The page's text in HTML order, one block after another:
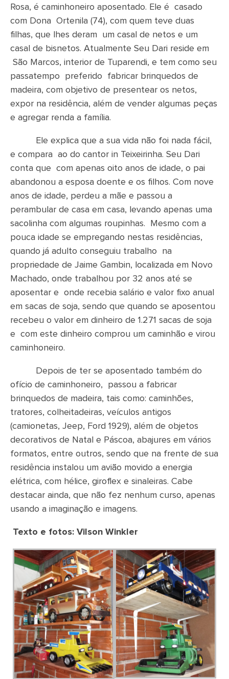
Rosa, é caminhoneiro aposentado. Ele é casado
com Dona Ortenila (74), com quem teve duas
filhas, que lhes deram um casal de netos e um
casal de bisnetos. Atualmente Seu Dari reside em
São Marcos, interior de Tuparendi, e tem como seu
passatempo preferido fabricar brinquedos de
madeira, com objetivo de presentear os netos,
expor na residência, além de vender algumas peças
e agregar renda a família.
Ele explica que a sua vida não foi nada fácil,
e compara ao do cantor in Teixeirinha. Seu Dari
conta que com apenas oito anos de idade, o pai
abandonou a esposa doente e os filhos. Com nove
anos de idade, perdeu a mãe e passou a
perambular de casa em casa, levando apenas uma
sacolinha com algumas roupinhas. Mesmo com a
pouca idade se empregando nestas residências,
quando já adulto conseguiu trabalho na
propriedade de Jaime Gambin, localizada em Novo
Machado, onde trabalhou por 32 anos até se
aposentar e onde recebia salário e valor fixo anual
em sacas de soja, sendo que quando se aposentou
recebeu o valor em dinheiro de 1.271 sacas de soja
e com este dinheiro comprou um caminhão e virou
caminhoneiro.
Depois de ter se aposentado também do
ofício de caminhoneiro, passou a fabricar
brinquedos de madeira, tais como: caminhões,
tratores, colheitadeiras, veículos antigos
(camionetas, Jeep, Ford 1929), além de objetos
decorativos de Natal e Páscoa, abajures em vários
formatos, entre outros, sendo que na frente de sua
residência instalou um avião movido a energia
elétrica, com hélice, giroflex e sinaleiras. Cabe
destacar ainda, que não fez nenhum curso, apenas
usando a imaginação e imagens.
Texto e fotos: Vilson Winkler